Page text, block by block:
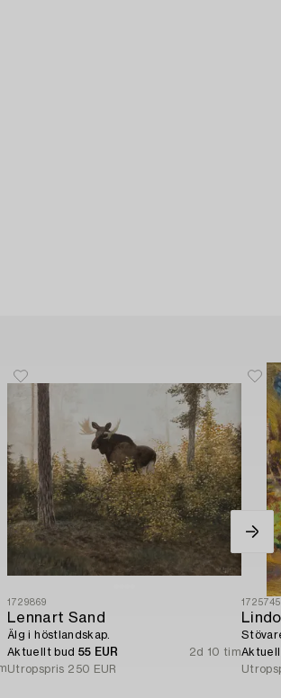
1729869
Lennart Sand
Älg i höstlandskap.
Aktuellt bud 55 EUR
2d 10 tim
Utropspris 250 EUR
1725745